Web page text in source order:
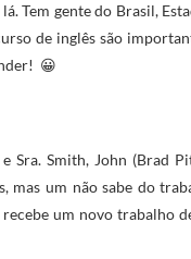
Tem gente do Brasil,
de inglês são
😀
Sra. Smith, John (Brad
mas um não sabe do
um novo trabalho